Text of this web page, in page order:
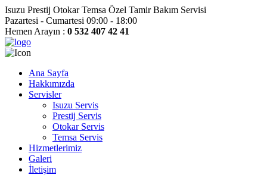
Isuzu Prestij Otokar Temsa Özel Tamir Bakım Servisi
Pazartesi - Cumartesi 09:00 - 18:00
Hemen Arayın : 0 532 407 42 41
Ana Sayfa
Hakkımızda
Servisler
Isuzu Servis
Prestij Servis
Otokar Servis
Temsa Servis
Hizmetlerimiz
Galeri
İletişim